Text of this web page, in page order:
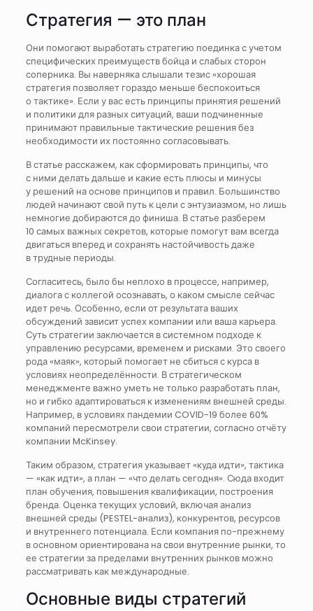
Стратегия — это план
Они помогают выработать стратегию поединка с учетом
специфических преимуществ бойца и слабых сторон
соперника. Вы наверняка слышали тезис «хорошая
стратегия позволяет гораздо меньше беспокоиться
о тактике». Если у вас есть принципы принятия решений
и политики для разных ситуаций, ваши подчиненные
принимают правильные тактические решения без
необходимости их постоянно согласовывать.
В статье расскажем, как сформировать принципы, что
с ними делать дальше и какие есть плюсы и минусы
у решений на основе принципов и правил. Большинство
людей начинают свой путь к цели с энтузиазмом, но лишь
немногие добираются до финиша. В статье разберем
10 самых важных секретов, которые помогут вам всегда
двигаться вперед и сохранять настойчивость даже
в трудные периоды.
Согласитесь, было бы неплохо в процессе, например,
диалога с коллегой осознавать, о каком смысле сейчас
идет речь. Особенно, если от результата ваших
обсуждений зависит успех компании или ваша карьера.
Суть стратегии заключается в системном подходе к
управлению ресурсами, временем и рисками. Это своего
рода «маяк», который помогает не сбиться с курса в
условиях неопределённости. В стратегическом
менеджменте важно уметь не только разработать план,
но и гибко адаптироваться к изменениям внешней среды.
Например, в условиях пандемии COVID-19 более 60%
компаний пересмотрели свои стратегии, согласно отчёту
компании McKinsey.
Таким образом, стратегия указывает «куда идти», тактика
— «как идти», а план — «что делать сегодня». Сюда входит
план обучения, повышения квалификации, построения
бренда. Оценка текущих условий, включая анализ
внешней среды (PESTEL-анализ), конкурентов, ресурсов
и внутреннего потенциала. Если компания по-прежнему
в основном ориентирована на свои внутренние рынки, то
ее стратегии за пределами внутренних рынков можно
рассматривать как международные.
Основные виды стратегий